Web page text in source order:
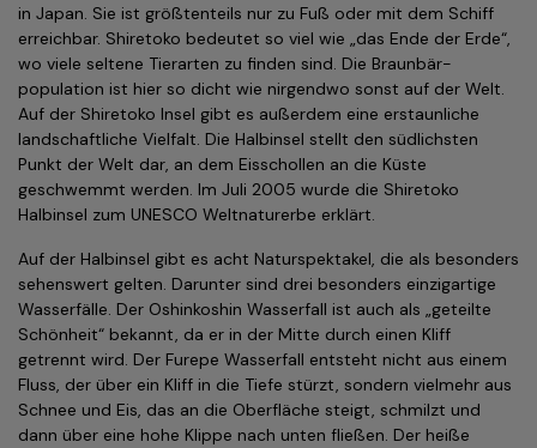
in Japan. Sie ist größtenteils nur zu Fuß oder mit dem Schiff
erreichbar. Shiretoko bedeutet so viel wie „das Ende der Erde“,
wo viele seltene Tierarten zu finden sind. Die Braun­bär­
population ist hier so dicht wie nirgendwo sonst auf der Welt.
Auf der Shiretoko Insel gibt es außerdem eine erstaunliche
landschaftliche Vielfalt. Die Halbinsel stellt den südlichsten
Punkt der Welt dar, an dem Eisschollen an die Küste
geschwemmt werden. Im Juli 2005 wurde die Shiretoko
Halbinsel zum UNESCO Weltnaturerbe erklärt.
Auf der Halbinsel gibt es acht Naturspektakel, die als besonders
sehenswert gelten. Darunter sind drei besonders einzigartige
Wasserfälle. Der Oshinkoshin Wasserfall ist auch als „geteilte
Schönheit“ bekannt, da er in der Mitte durch einen Kliff
getrennt wird. Der Furepe Wasserfall entsteht nicht aus einem
Fluss, der über ein Kliff in die Tiefe stürzt, sondern vielmehr aus
Schnee und Eis, das an die Oberfläche steigt, schmilzt und
dann über eine hohe Klippe nach unten fließen. Der heiße